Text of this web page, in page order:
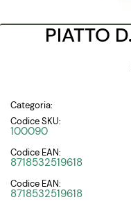
PIATTO
Categoria:
Codice SKU:
100090
Codice EAN:
8718532519618
Codice EAN:
8718532519618